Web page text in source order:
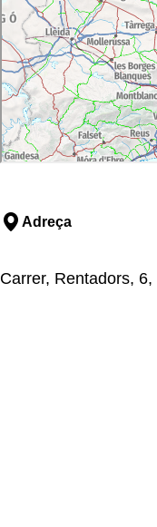
Adreça
Carrer, Rentadors,